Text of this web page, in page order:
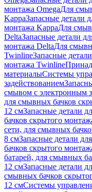
монтажа OmegaДля
KappaЗапасные детали
монтажа KappaДля
DeltaЗапасные детали
монтажа DeltaДля
TwinlineЗапасные
монтажа Twinline
материалыСистемы
задействованием
смывом с электронным
для смывных бачков
12 смЗапасные детали
бачков скрытого
сети, для смывных
8 смЗапасные детали
бачков скрытого
батарей, для смывных
12 смЗапасные детали
смывных бачков
12 смСистемы